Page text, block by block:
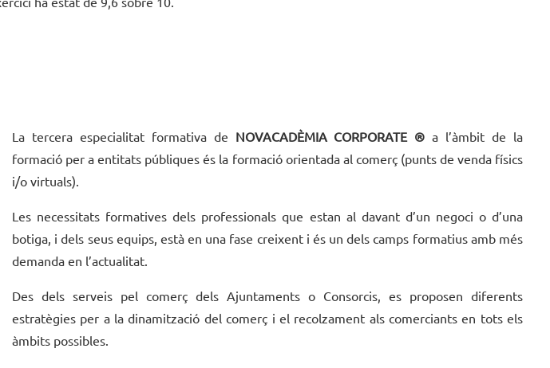
La tercera especialitat formativa de NOVACADÈMIA CORPORATE ® a l’àmbit de la
formació per a entitats públiques és la formació orientada al comerç (punts de venda físics
i/o virtuals).
Les necessitats formatives dels professionals que estan al davant d’un negoci o d’una
botiga, i dels seus equips, està en una fase creixent i és un dels camps formatius amb més
demanda en l’actualitat.
Des dels serveis pel comerç dels Ajuntaments o Consorcis, es proposen diferents
estratègies per a la dinamització del comerç i el recolzament als comerciants en tots els
àmbits possibles.